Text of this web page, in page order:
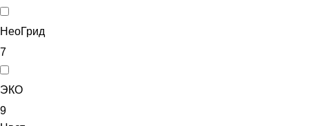
НеоГрид
7
ЭКО
9